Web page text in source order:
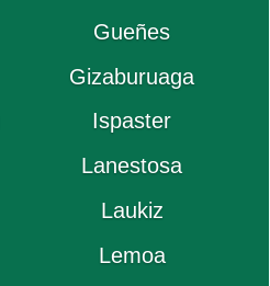
Gueñes
Gizaburuaga
Ispaster
Lanestosa
Laukiz
Lemoa